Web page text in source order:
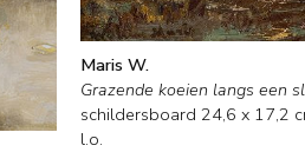
Maris W.
Grazende koeien langs een
schildersboard 24,6 x 17,2
l.o.